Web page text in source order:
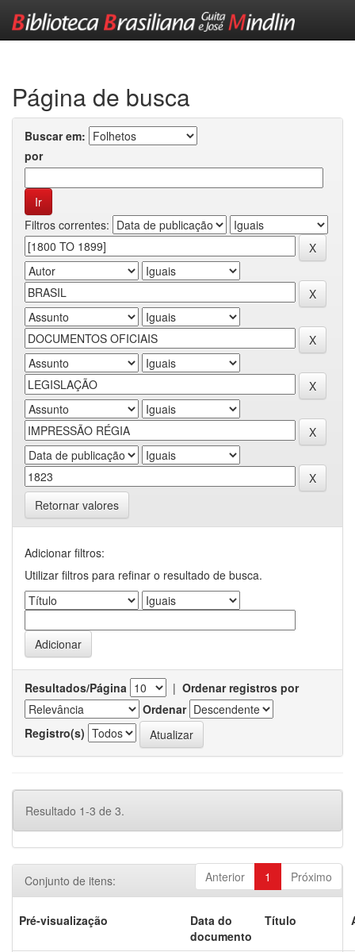
Página de busca
Buscar em:
por
Filtros correntes:
Retornar valores
Adicionar filtros:
Utilizar filtros para refinar o resultado de busca.
Resultados/Página | Ordenar registros por
Ordenar
Registro(s)
Resultado 1-3 de 3.
Anterior 1 Próximo
Conjunto de itens:
Pré-visualização
Data do
documento
Título